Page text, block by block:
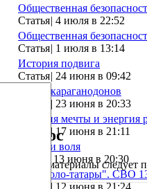
Общественная
Статья| 4 июля в 22:52
Общественная
Статья| 1 июля в 13:14
История подвига
Статья| 24 июня в 09:42
Тупик караганодонов
| 23 июня в 20:33
Энергия мечты и энергия
| 17 июня в 21:11
Семья и воля
13 июня в 20:30
"Монголо-татары". СВО
Опрос
Какие материалы следует